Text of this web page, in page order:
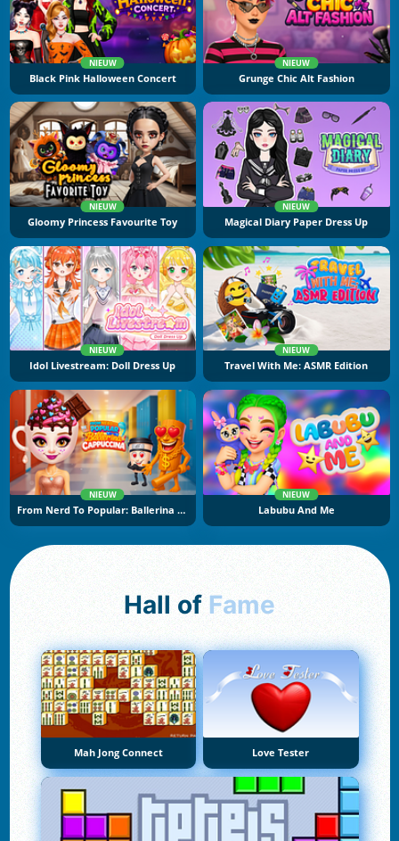
NIEUW
Black Pink Halloween Concert
NIEUW
Grunge Chic Alt Fashion
NIEUW
Gloomy Princess Favourite Toy
NIEUW
Magical Diary Paper Dress Up
NIEUW
Idol Livestream: Doll Dress Up
NIEUW
Travel With Me: ASMR Edition
NIEUW
From Nerd To Popular: Ballerina Cuppuccina
NIEUW
Labubu And Me
Hall of Fame
Mah Jong Connect Love Tester